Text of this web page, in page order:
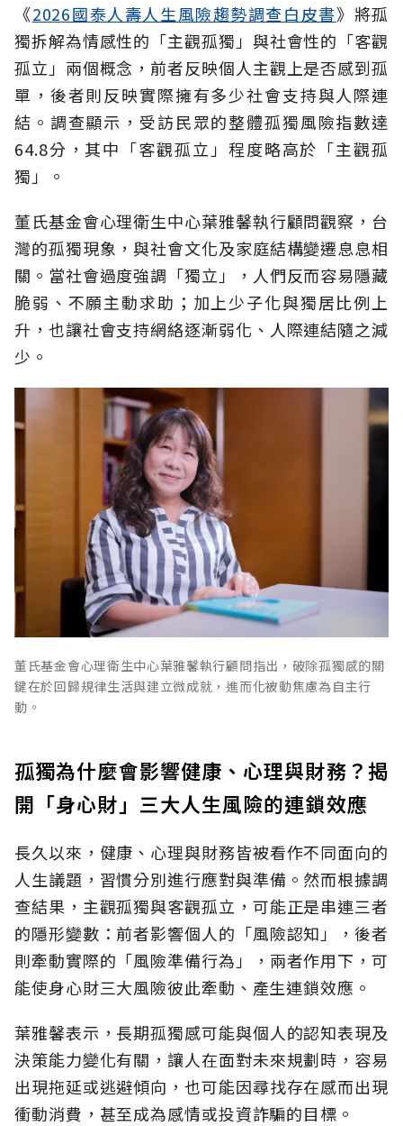
《2026國泰人壽人生風險趨勢調查白皮書》將孤
獨拆解為情感性的「主觀孤獨」與社會性的「客觀
孤立」兩個概念，前者反映個人主觀上是否感到孤
單，後者則反映實際擁有多少社會支持與人際連
結。調查顯示，受訪民眾的整體孤獨風險指數達
64.8分，其中「客觀孤立」程度略高於「主觀孤
獨」。
董氏基金會心理衛生中心葉雅馨執行顧問觀察，台
灣的孤獨現象，與社會文化及家庭結構變遷息息相
關。當社會過度強調「獨立」，人們反而容易隱藏
脆弱、不願主動求助；加上少子化與獨居比例上
升，也讓社會支持網絡逐漸弱化、人際連結隨之減
少。
董氏基金會心理衛生中心葉雅馨執行顧問指出，破除孤獨感的關
鍵在於回歸規律生活與建立微成就，進而化被動焦慮為自主行
動。
孤獨為什麼會影響健康、心理與財務？揭
開「身心財」三大人生風險的連鎖效應
長久以來，健康、心理與財務皆被看作不同面向的
人生議題，習慣分別進行應對與準備。然而根據調
查結果，主觀孤獨與客觀孤立，可能正是串連三者
的隱形變數：前者影響個人的「風險認知 」，後者
則牽動實際的「風險準備行為」，兩者作用下，可
能使身心財三大風險彼此牽動、產生連鎖效應。
葉雅馨表示，長期孤獨感可能與個人的認知表現及
決策能力變化有關，讓人在面對未來規劃時，容易
出現拖延或逃避傾向，也可能因尋找存在感而出現
衝動消費，甚至成為感情或投資詐騙的目標。